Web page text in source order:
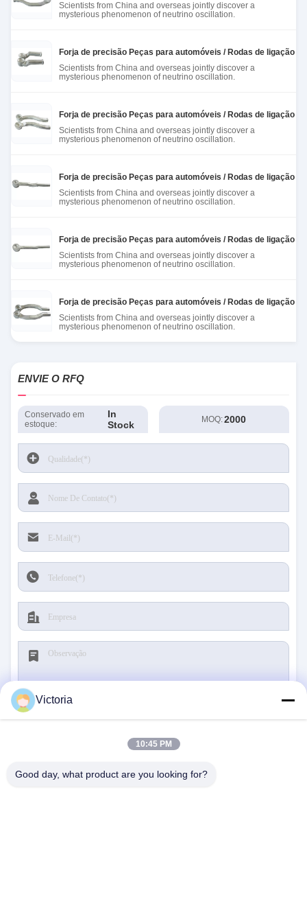
Scientists from China and overseas jointly discover a
mysterious phenomenon of neutrino oscillation.
Forja de precisão Peças para automóveis / Rodas de ligação
Scientists from China and overseas jointly discover a
mysterious phenomenon of neutrino oscillation.
Forja de precisão Peças para automóveis / Rodas de ligação
Scientists from China and overseas jointly discover a
mysterious phenomenon of neutrino oscillation.
Forja de precisão Peças para automóveis / Rodas de ligação
Scientists from China and overseas jointly discover a
mysterious phenomenon of neutrino oscillation.
Forja de precisão Peças para automóveis / Rodas de ligação
Scientists from China and overseas jointly discover a
mysterious phenomenon of neutrino oscillation.
Forja de precisão Peças para automóveis / Rodas de ligação
Scientists from China and overseas jointly discover a
mysterious phenomenon of neutrino oscillation.
ENVIE O RFQ
Conservado em
estoque:
In
Stock
MOQ:2000
Submeta
Victoria
10:45 PM
Good day, what product are you looking for?